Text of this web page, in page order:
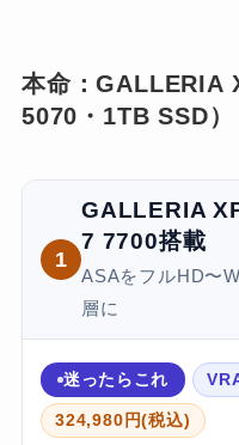
本命：GALLERIA
5070・1TB SSD）
1
GALLERIA
7 7700搭載
ASAをフルHD〜
層に
迷ったらこれ
324,980円(税込)